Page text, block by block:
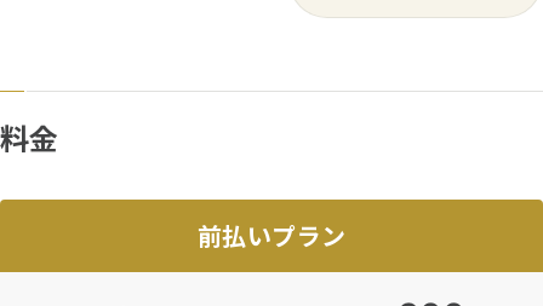
料金
前払いプラン